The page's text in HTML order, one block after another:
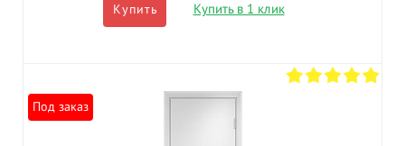
Купить Купить в 1 клик
Под заказ